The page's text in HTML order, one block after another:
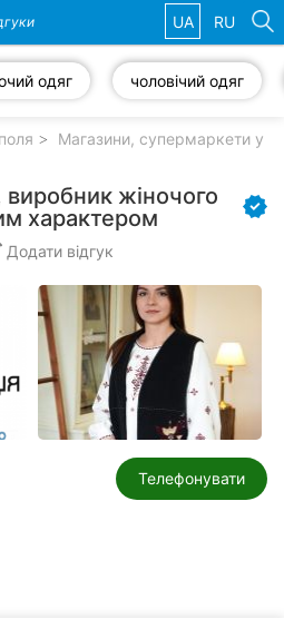
UA RU
одяг чоловічий одяг
Магазини, супермаркети у
жіночого
характером
Додати відгук
Телефонувати